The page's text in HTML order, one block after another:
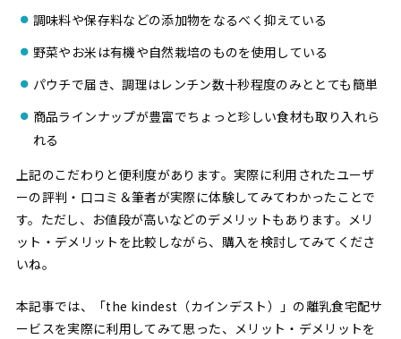
調味料や保存料などの添加物をなるべく抑えている
野菜やお米は有機や自然栽培のものを使用している
パウチで届き、調理はレンチン数十秒程度のみととても簡単
商品ラインナップが豊富でちょっと珍しい食材も取り入れら
れる
上記のこだわりと便利度があります。実際に利用されたユーザ
ーの評判・口コミ＆筆者が実際に体験してみてわかったことで
す。ただし、お値段が高いなどのデメリットもあります。メリ
ット・デメリットを比較しながら、購入を検討してみてくださ
いね。
本記事では、「the kindest（カインデスト）」の離乳食宅配サ
ービスを実際に利用してみて思った、メリット・デメリットを